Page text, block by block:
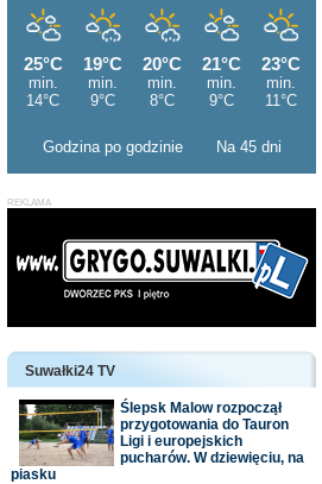
Godzina po godzinie Na 45 dni
Suwałki24 TV
Ślepsk Malow rozpoczął
przygotowania do Tauron
Ligi i europejskich
pucharów. W dziewięciu, na
piasku